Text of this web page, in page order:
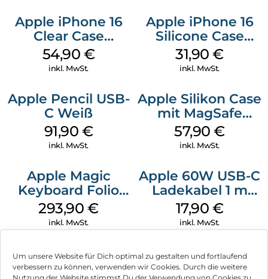
Um unsere Website für Dich optimal zu gestalten und fortlaufend
verbessern zu können, verwenden wir Cookies. Durch die weitere
Apple iPhone 16
Clear Case
MagSafe
Transparent
54,90 €
inkl. MwSt.
Apple iPhone 16
Silicone Case
MagSafe Fuchsia
31,90€
inkl. MwSt.
Apple Pencil USB-
C Weiß
91,90 €
inkl. MwSt.
Apple Silikon Case
mit MagSafe
iPhone 14 Pro
(PRODUCT)RED
57,90€
inkl. MwSt.
Apple Magic
Keyboard Folio
iPad 10.9″ (10.Gen.)
Weiß
293,90€
inkl. MwSt.
Apple 60W USB-C
Ladekabel 1 m
Weiß
17,90 €
inkl. MwSt.